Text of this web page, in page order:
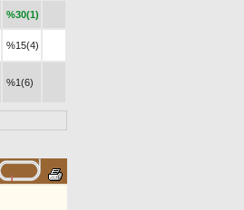
%30(1)
%15(4)
%1(6)